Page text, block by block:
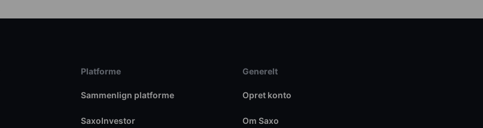
Platforme
Sammenlign platforme
SaxoInvestor
Generelt
Opret konto
Om Saxo